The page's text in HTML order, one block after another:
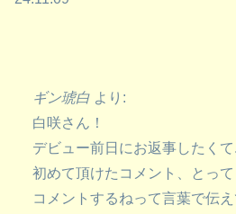
ギン琥白 より:
白咲さん！
デビュー前日にお返事したくて
初めて頂けたコメント、とって
コメントするねって言葉で伝